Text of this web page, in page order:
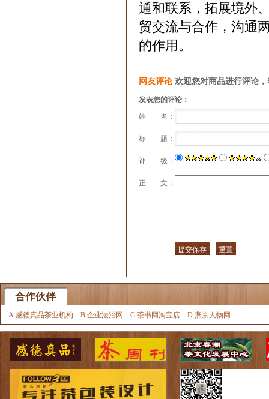
通和联系，拓展境外
贸交流与合作，沟通
的作用。
网友评论 欢迎您对商品进行评论
发表您的评论：
姓 名：
标 题：
评 级：
正 文：
合作伙伴
A.感德真品茶业机构 B.企业法治网 C.茶书网淘宝店 D.燕京人物网